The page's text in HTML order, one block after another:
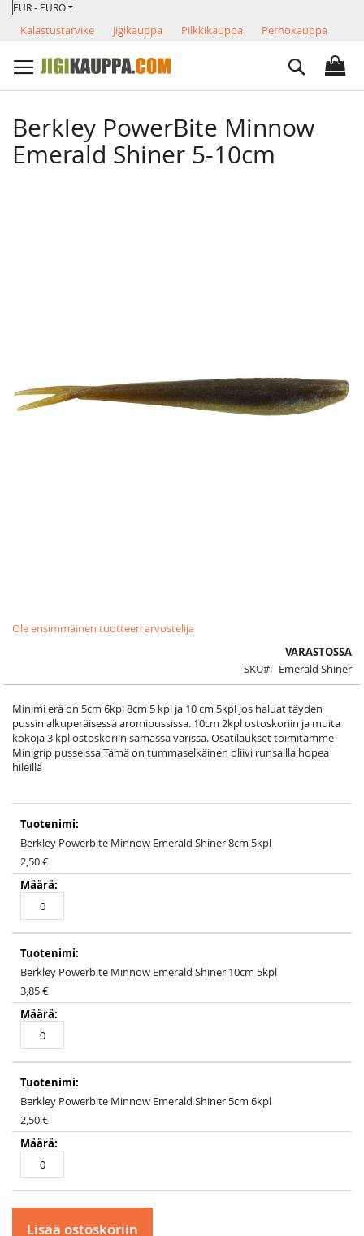
Skip
Content
VALUUTTA
EUR - EURO
Kalastustarvike Jigikauppa Pilkkikauppa
Perhokauppa
Search
Berkley PowerBite Minnow
Emerald Shiner 5-10cm
Ole ensimmäinen tuotteen arvostelija
VARASTOSSA
SKU
Emerald Shiner
Minimi erä on 5cm 6kpl 8cm 5 kpl ja 10 cm 5kpl jos haluat täyden
pussin alkuperäisessä aromipussissa. 10cm 2kpl ostoskoriin ja muita
kokoja 3 kpl ostoskoriin samassa värissä. Osatilaukset toimitamme
Minigrip pusseissa Tämä on tummaselkäinen oliivi runsailla hopea
hileillä
product
items
Berkley Powerbite Minnow Emerald Shiner 8cm 5kpl
2,50 €
Berkley Powerbite Minnow Emerald Shiner 10cm 5kpl
3,85 €
Berkley Powerbite Minnow Emerald Shiner 5cm 6kpl
2,50 €
Lisää ostoskoriin
to
the
images
gallery